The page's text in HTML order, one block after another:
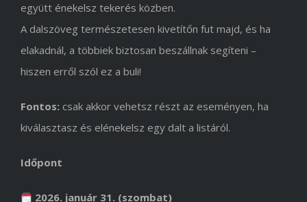
együtt énekelsz tekerés közben.
A dalszöveg természetesen kivetítőn fut majd, és ha
elakadnál, a többiek biztosan beszállnak segíteni –
hiszen erről szól ez a buli!
Fontos: csak akkor vehetsz részt az eseményen, ha
kiválasztasz és elénekelsz egy dalt a listáról.
Időpont
2026. január 31. (szombat)